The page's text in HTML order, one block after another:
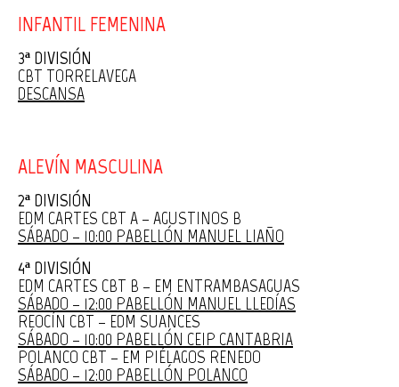
INFANTIL FEMENINA
3ª DIVISIÓN
CBT TORRELAVEGA
DESCANSA
ALEVÍN MASCULINA
2ª DIVISIÓN
EDM CARTES CBT A – AGUSTINOS B
SÁBADO – 10:00 PABELLÓN MANUEL LIAÑO
4ª DIVISIÓN
EDM CARTES CBT B – EM ENTRAMBASAGUAS
SÁBADO – 12:00 PABELLÓN MANUEL LLEDÍAS
REOCÍN CBT – EDM SUANCES
SÁBADO – 10:00 PABELLÓN CEIP CANTABRIA
POLANCO CBT – EM PIÉLAGOS RENEDO
SÁBADO – 12:00 PABELLÓN POLANCO